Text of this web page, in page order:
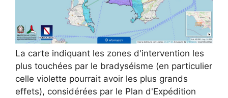
La carte indiquant les zones d'intervention les
plus touchées par le bradyséisme (en particulier
celle violette pourrait avoir les plus grands
effets), considérées par le Plan d'Expédition